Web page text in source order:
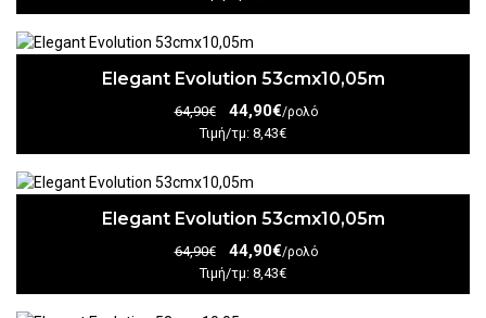
Elegant Evolution 53cmx10,05m
64,90€ 44,90€/ρολό
Τιμή/τμ: 8,43€
Elegant Evolution 53cmx10,05m
64,90€ 44,90€/ρολό
Τιμή/τμ: 8,43€